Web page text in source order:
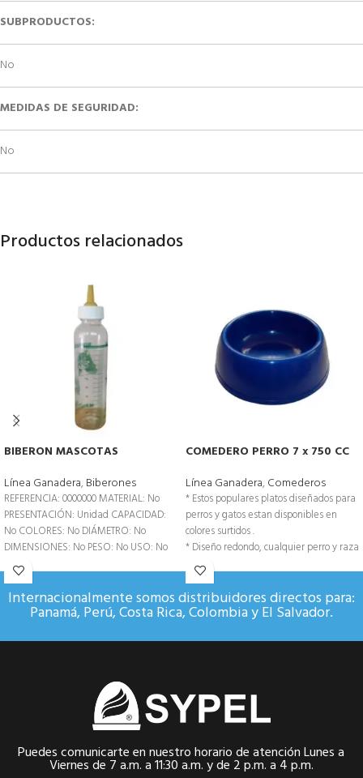
SUBPRODUCTOS:
No
MEDIDAS DE SEGURIDAD:
No
Productos relacionados
BIBERON MASCOTAS
Línea Ganadera, Biberones
REFERENCIA: 0000000 MATERIAL: No
PRESENTACIÓN: Unidad CAPACIDAD:
No COLORES: No DIÁMETRO: No
DIMENSIONES: No PESO: No USO: No
EMPAQUE: Bolsa
COMEDERO PERRO 7 x 750 CC
Línea Ganadera, Comederos
* Estos populares platos diseñados para
perros y gatos estan disponibles en
colores surtidos .
* Diseño redondo, cualquier perro y raza
pequeña y mediana.
Internacionalmente somos distribuidores directos para:
Panamá, Perú, Costa Rica, Colombia y El Salvador.
Puedes comunicarte en nuestro horario de atención Lunes a
Viernes de 7 a.m. a 11:30 a.m. y de 2 p.m. a 4 p.m.